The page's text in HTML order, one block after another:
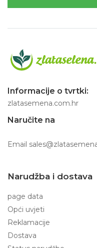
Informacije o tvrtki:
zlatasemena.com.hr
Naručite na
Email
Narudžba i dostava
page data
Opći uvjeti
Reklamacije
Dostava